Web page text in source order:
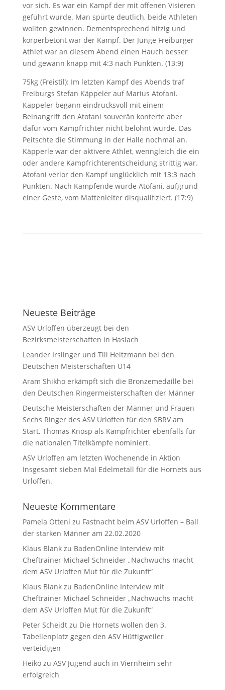
vor sich. Es war ein Kampf der mit offenen Visieren
geführt wurde. Man spürte deutlich, beide Athleten
wollten gewinnen. Dementsprechend hitzig und
körperbetont war der Kampf. Der Junge Freiburger
Athlet war an diesem Abend einen Hauch besser
und gewann knapp mit 4:3 nach Punkten. (13:9)
75kg (Freistil): Im letzten Kampf des Abends traf
Freiburgs Stefan Käppeler auf Marius Atofani.
Käppeler begann eindrucksvoll mit einem
Beinangriff den Atofani souverän konterte aber
dafür vom Kampfrichter nicht belohnt wurde. Das
Peitschte die Stimmung in der Halle nochmal an.
Käpperle war der aktivere Athlet, wenngleich die ein
oder andere Kampfrichterentscheidung strittig war.
Atofani verlor den Kampf unglücklich mit 13:3 nach
Punkten. Nach Kampfende wurde Atofani, aufgrund
einer Geste, vom Mattenleiter disqualifiziert. (17:9)
Neueste Beiträge
ASV Urloffen überzeugt bei den
Bezirksmeisterschaften in Haslach
Leander Irslinger und Till Heitzmann bei den
Deutschen Meisterschaften U14
Aram Shikho erkämpft sich die Bronzemedaille bei
den Deutschen Ringermeisterschaften der Männer
Deutsche Meisterschaften der Männer und Frauen
Sechs Ringer des ASV Urloffen für den SBRV am
Start. Thomas Knosp als Kampfrichter ebenfalls für
die nationalen Titelkämpfe nominiert.
ASV Urloffen am letzten Wochenende in Aktion
Insgesamt sieben Mal Edelmetall für die Hornets aus
Urloffen.
Neueste Kommentare
Pamela Otteni zu Fastnacht beim ASV Urloffen – Ball
der starken Männer am 22.02.2020
Klaus Blankzu BadenOnline Interview mit
Cheftrainer Michael Schneider „Nachwuchs macht
dem ASV Urloffen Mut für die Zukunft“
Klaus Blankzu BadenOnline Interview mit
Cheftrainer Michael Schneider „Nachwuchs macht
dem ASV Urloffen Mut für die Zukunft“
Peter Scheidtzu Die Hornets wollen den 3.
Tabellenplatz gegen den ASV Hüttigweiler
verteidigen
Heikozu ASV Jugend auch in Viernheim sehr
erfolgreich